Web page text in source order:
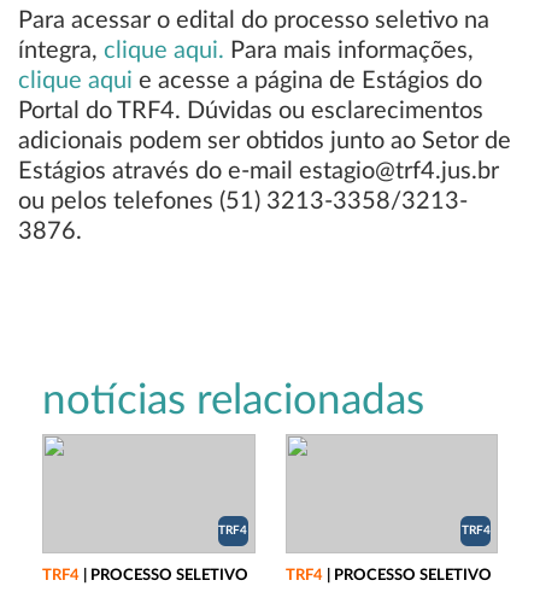
Para acessar o edital do processo seletivo na
íntegra, clique aqui. Para mais informações,
clique aqui e acesse a página de Estágios do
Portal do TRF4. Dúvidas ou esclarecimentos
adicionais podem ser obtidos junto ao Setor de
Estágios através do e-mail estagio@trf4.jus.br
ou pelos telefones (51) 3213-3358/3213-
3876.
notícias relacionadas
TRF4
TRF4 PROCESSO SELETIVO
TRF4
TRF4| PROCESSO SELETIVO